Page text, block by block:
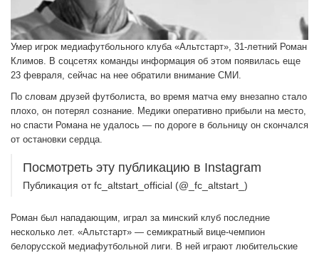
Умер игрок медиафутбольного клуба «Альтстарт», 31-летний Роман
Климов. В соцсетях команды информация об этом появилась еще
23 февраля, сейчас на нее обратили внимание СМИ.
По словам друзей футболиста, во время матча ему внезапно стало
плохо, он потерял сознание. Медики оперативно прибыли на место,
но спасти Романа не удалось — по дороге в больницу он скончался
от остановки сердца.
Посмотреть эту публикацию в Instagram
Публикация от fc_altstart_official (@_fc_altstart_)
Роман был нападающим, играл за минский клуб последние
несколько лет. «Альтстарт» — семикратный вице-чемпион
белорусской медиафутбольной лиги. В ней играют любительские